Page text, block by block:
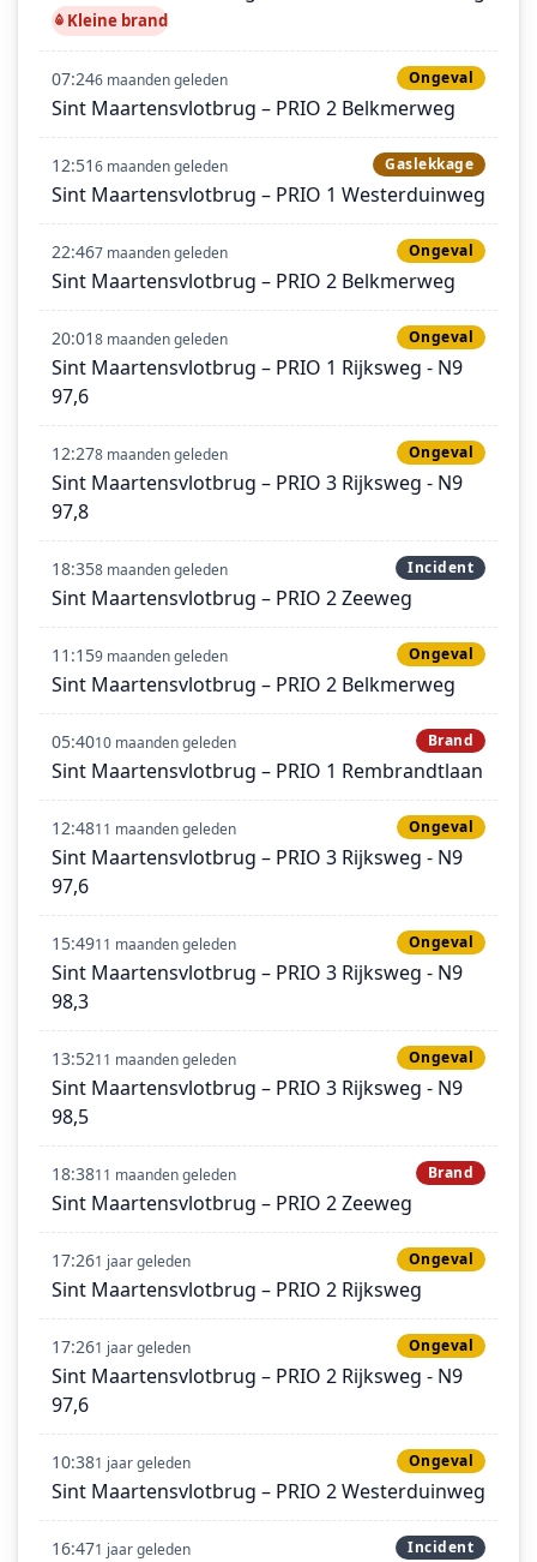
Kleine brand
07:246 maanden geleden Ongeval
Sint Maartensvlotbrug – PRIO 2 Belkmerweg
12:516 maanden geleden Gaslekkage
Sint Maartensvlotbrug – PRIO 1 Westerduinweg
22:467 maanden geleden Ongeval
Sint Maartensvlotbrug – PRIO 2 Belkmerweg
20:018 maanden geleden Ongeval
Sint Maartensvlotbrug – PRIO 1 Rijksweg - N9
97,6
12:278 maanden geleden Ongeval
Sint Maartensvlotbrug – PRIO 3 Rijksweg - N9
97,8
18:358 maanden geleden Incident
Sint Maartensvlotbrug – PRIO 2 Zeeweg
11:159 maanden geleden Ongeval
Sint Maartensvlotbrug – PRIO 2 Belkmerweg
05:4010 maanden geleden Brand
Sint Maartensvlotbrug – PRIO 1 Rembrandtlaan
12:4811 maanden geleden Ongeval
Sint Maartensvlotbrug – PRIO 3 Rijksweg - N9
97,6
15:4911 maanden geleden Ongeval
Sint Maartensvlotbrug – PRIO 3 Rijksweg - N9
98,3
13:5211 maanden geleden Ongeval
Sint Maartensvlotbrug – PRIO 3 Rijksweg - N9
98,5
18:3811 maanden geleden Brand
Sint Maartensvlotbrug – PRIO 2 Zeeweg
17:261 jaar geleden Ongeval
Sint Maartensvlotbrug – PRIO 2 Rijksweg
17:261 jaar geleden Ongeval
Sint Maartensvlotbrug – PRIO 2 Rijksweg - N9
97,6
10:381 jaar geleden Ongeval
Sint Maartensvlotbrug – PRIO 2 Westerduinweg
16:471 jaar geleden Incident